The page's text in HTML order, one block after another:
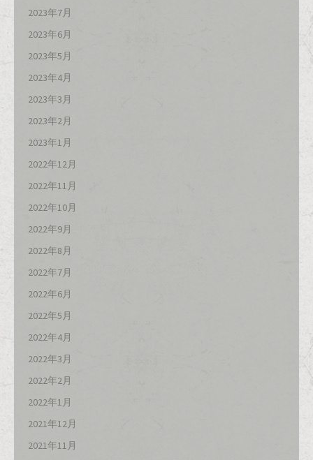
2023年7月
2023年6月
2023年5月
2023年4月
2023年3月
2023年2月
2023年1月
2022年12月
2022年11月
2022年10月
2022年9月
2022年8月
2022年7月
2022年6月
2022年5月
2022年4月
2022年3月
2022年2月
2022年1月
2021年12月
2021年11月